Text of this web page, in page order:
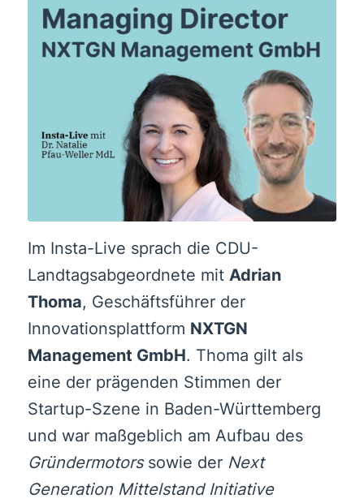
Im Insta-Live sprach die CDU-
Landtagsabgeordnete mit Adrian
Thoma, Geschäftsführer der
Innovationsplattform NXTGN
Management GmbH. Thoma gilt als
eine der prägenden Stimmen der
Startup-Szene in Baden-Württemberg
und war maßgeblich am Aufbau des
Gründermotorssowie der Next
Generation Mittelstand Initiative